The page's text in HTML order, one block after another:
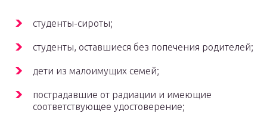
студенты-сироты;
студенты, оставшиеся без попечения родителей;
дети из малоимущих семей;
пострадавшие от радиации и имеющие
соответствующее удостоверение;